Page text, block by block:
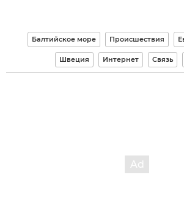
Балтийское море Происшествия
Швеция Интернет Связь